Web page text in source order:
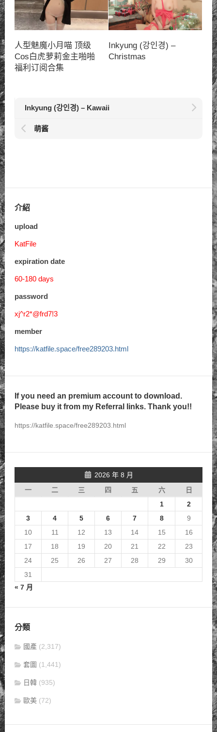
人型魅魔小月喵 顶级
Cos白虎萝莉金主啪啪
福利订阅合集
Inkyung (강인경) –
Christmas
Inkyung (강인경) – Kawaii
萌酱
介紹
upload
KatFile
expiration date
60-180 days
password
xj^r2*@frd7!3
member
https://katfile.space/free289203.html
If you need an premium account to download.
Please buy it from my Referral links. Thank you!!
https://katfile.space/free289203.html
2026 年 8 月
一
二 三 四 五 六
日
1
2
3
4 5 6 7 8
9
10
11 12 13 14 15
16
17
18 19 20 21 22
23
24
25 26 27 28 29
30
31
« 7 月
分類
國產 (2,317)
套圖 (1,441)
日韓 (935)
歐美 (72)